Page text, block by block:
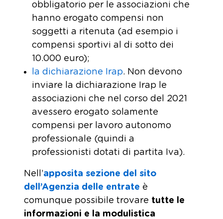
obbligatorio per le associazioni che
hanno erogato compensi non
soggetti a ritenuta (ad esempio i
compensi sportivi al di sotto dei
10.000 euro);
la dichiarazione Irap. Non devono
inviare la dichiarazione Irap le
associazioni che nel corso del 2021
avessero erogato solamente
compensi per lavoro autonomo
professionale (quindi a
professionisti dotati di partita Iva).
Nell’apposita sezione del sito
dell’Agenzia delle entrate è
comunque possibile trovare tutte le
informazioni e la modulistica